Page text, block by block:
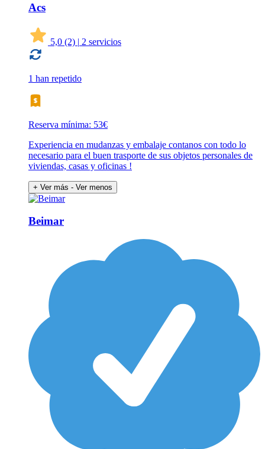
Acs
5,0 (2) | 2 servicios
1 han repetido
Reserva mínima: 53€
Experiencia en mudanzas y embalaje contanos con todo lo
necesario para el buen trasporte de sus objetos personales de
viviendas, casas y oficinas !
+ Ver más - Ver menos
Beimar